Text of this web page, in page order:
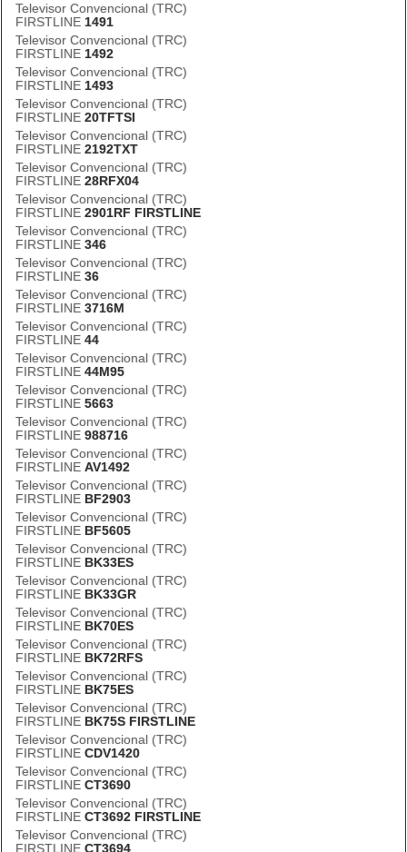
Televisor Convencional (TRC)
FIRSTLINE 1491
Televisor Convencional (TRC)
FIRSTLINE 1492
Televisor Convencional (TRC)
FIRSTLINE 1493
Televisor Convencional (TRC)
FIRSTLINE 20TFTSI
Televisor Convencional (TRC)
FIRSTLINE 2192TXT
Televisor Convencional (TRC)
FIRSTLINE 28RFX04
Televisor Convencional (TRC)
FIRSTLINE 2901RF FIRSTLINE
Televisor Convencional (TRC)
FIRSTLINE 346
Televisor Convencional (TRC)
FIRSTLINE 36
Televisor Convencional (TRC)
FIRSTLINE 3716M
Televisor Convencional (TRC)
FIRSTLINE 44
Televisor Convencional (TRC)
FIRSTLINE 44M95
Televisor Convencional (TRC)
FIRSTLINE 5663
Televisor Convencional (TRC)
FIRSTLINE 988716
Televisor Convencional (TRC)
FIRSTLINE AV1492
Televisor Convencional (TRC)
FIRSTLINE BF2903
Televisor Convencional (TRC)
FIRSTLINE BF5605
Televisor Convencional (TRC)
FIRSTLINE BK33ES
Televisor Convencional (TRC)
FIRSTLINE BK33GR
Televisor Convencional (TRC)
FIRSTLINE BK70ES
Televisor Convencional (TRC)
FIRSTLINE BK72RFS
Televisor Convencional (TRC)
FIRSTLINE BK75ES
Televisor Convencional (TRC)
FIRSTLINE BK75S FIRSTLINE
Televisor Convencional (TRC)
FIRSTLINE CDV1420
Televisor Convencional (TRC)
FIRSTLINE CT3690
Televisor Convencional (TRC)
FIRSTLINE CT3692 FIRSTLINE
Televisor Convencional (TRC)
FIRSTLINE CT3694